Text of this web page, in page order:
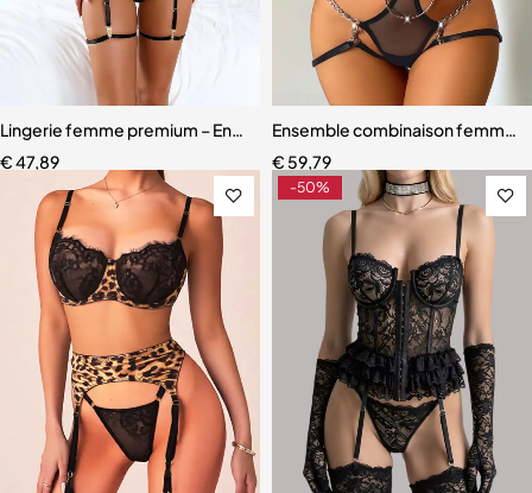
Lingerie femme premium – Ensemble romantique en dentelle fine
€47,89
Ensemble combinaison femme
€ 59,79
-50%